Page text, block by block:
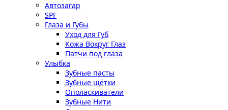
Автозагар
SPF
Глаза и Губы
Уход для Губ
Кожа Вокруг Глаз
Патчи под глаза
Улыбка
Зубные пасты
Зубные щётки
Ополаскиватели
Зубные Нити